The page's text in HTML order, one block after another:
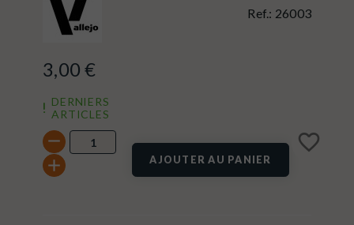
Ref.: 26003
3,00 €
DERNIERS
ARTICLES
AJOUTER AU PANIER
favorite_border